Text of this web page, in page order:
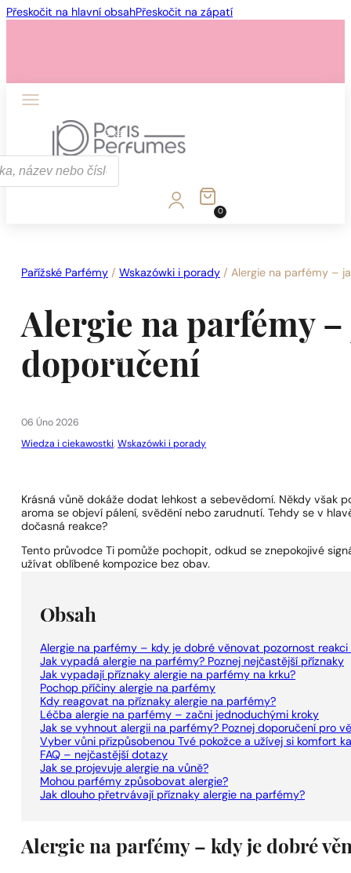
Přeskočit na hlavní obsahPřeskočit na zápatí
1 - 3 ks
1 - 3 ks
0
Pařížské Parfémy /Wskazówki i porady /Alergie na parfémy –
Alergie na parfémy
doporučení
06 Úno 2026
Wiedza i ciekawostki,Wskazówki i porady
Krásná vůně dokáže dodat lehkost a sebevědomí. Někdy však
aroma se objeví pálení, svědění nebo zarudnutí. Tehdy se v
dočasná reakce?
Tento průvodce Ti pomůže pochopit, odkud se znepokojivé
užívat oblíbené kompozice bez obav.
Obsah
Alergie na parfémy – kdy je dobré věnovat pozornost reakci
Jak vypadá alergie na parfémy? Poznej nejčastější příznaky
Jak vypadají příznaky alergie na parfémy na krku?
Pochop příčiny alergie na parfémy
Kdy reagovat na příznaky alergie na parfémy?
Léčba alergie na parfémy – začni jednoduchými kroky
Jak se vyhnout alergii na parfémy? Poznej doporučení pro
Vyber vůni přizpůsobenou Tvé pokožce a užívej si komfort
FAQ – nejčastější dotazy
Jak se projevuje alergie na vůně?
Mohou parfémy způsobovat alergie?
Jak dlouho přetrvávají příznaky alergie na parfémy?
Alergie na parfémy – kdy je dobré